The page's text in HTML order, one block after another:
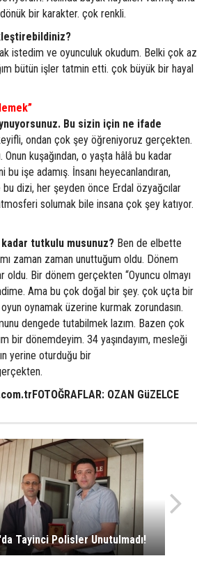
bir karakter. çok renkli.
istedim ve oyunculuk okudum. Belki çok az
bütün işler tatmin etti. çok büyük bir hayal
Bu sizin için ne ifade
ondan çok şey öğreniyoruz gerçekten.
kuşağından, o yaşta hâlâ bu kadar
işe adamış. İnsanı heyecanlandıran,
dizi, her şeyden önce Erdal özyağcılar
solumak bile insana çok şey katıyor.
tutkulu musunuz? Ben de elbette
zaman zaman unuttuğum oldu. Dönem
Bir dönem gerçekten “Oyuncu olmayı
Ama bu çok doğal bir şey. çok uçta bir
oynamak üzerine kurmak zorundasın.
dengede tutabilmek lazım. Bazen çok
bir dönemdeyim. 34 yaşındayım, mesleği
yerine oturduğu bir
OZAN GüZELCE
Tayinci Polisler Unutulmadı!